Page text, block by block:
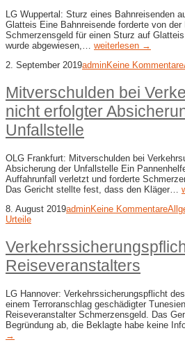
LG Wuppertal: Sturz eines Bahnreisenden
Glatteis Eine Bahnreisende forderte von der
Schmerzensgeld für einen Sturz auf
wurde abgewiesen,… weiterlesen →
2. September 2019adminKeine Kommentare
Mitverschulden bei
nicht erfolgter
Unfallstelle
OLG Frankfurt: Mitverschulden bei
Absicherung der Unfallstelle Ein
Auffahrunfall verletzt und forderte
Das Gericht stellte fest, dass den Kläger…
8. August 2019adminKeine Kommentare
Urteile
Reiseveranstalters
LG Hannover: Verkehrssicherungspflicht
einem Terroranschlag geschädigter
Reiseveranstalter Schmerzensgeld. Das
Begründung ab, die Beklagte habe keine
→